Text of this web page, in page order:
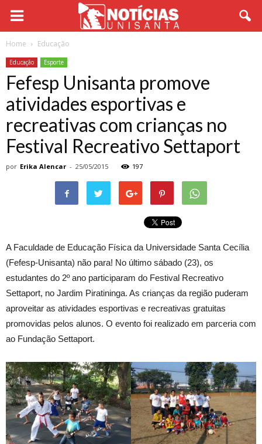
Home Educação
Educação Esporte
Fefesp Unisanta promove
atividades esportivas e
recreativas com crianças no
Festival Recreativo Settaport
por Erika Alencar - 25/05/2015 197
A Faculdade de Educação Física da Universidade Santa Cecília
(Fefesp-Unisanta) não para! No último sábado (23), os
estudantes do 2º ano participaram do Festival Recreativo
Settaport, no Jardim Piratininga. As crianças da região puderam
aproveitar as atividades esportivas e recreativas gratuitas
promovidas pelos alunos. O evento foi realizado em parceria com
ao Fundação Settaport.